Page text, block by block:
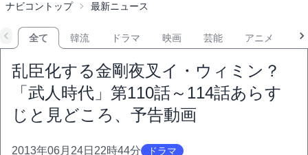
ナビコントップ 最新ニュース
全て 韓流 ドラマ 映画 芸能 アニメ
乱臣化する金剛夜叉イ・ウィミン？
「武人時代」第110話～114話あらす
じと見どころ、予告動画
2013年06月24日22時44分 ドラマ